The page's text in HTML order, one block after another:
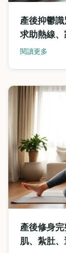
產後抑鬱
求助熱線
閱讀更多
產後修身
肌、紮肚